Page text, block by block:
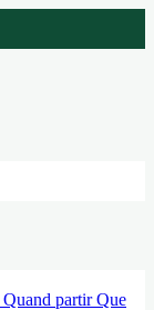
Quand partirQue